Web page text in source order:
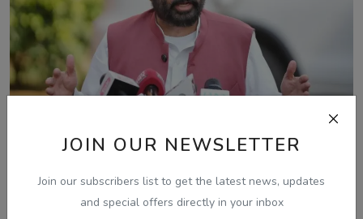
JOIN OUR NEWSLETTER
Join our subscribers list to get the latest news, updates
and special offers directly in your inbox
ਪੰਜਾਬ ਵਿਧਾਨ...